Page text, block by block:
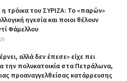
τρόικα του ΣΥΡΙΖΑ: Το «παρών»
ηγεσία και ποιοι θέλουν
Φάμελλου
αλλά δεν έπεσε» είχε πει
την πολυκατοικία στα Πετράλωνα,
προαναγγελθείσας κατάρρευσης